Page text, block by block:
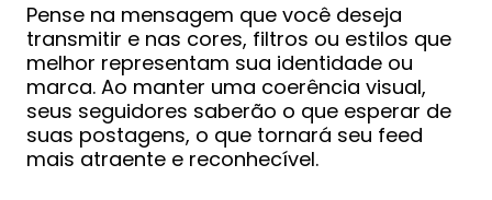
Pense na mensagem que você deseja
transmitir e nas cores, filtros ou estilos que
melhor representam sua identidade ou
marca. Ao manter uma coerência visual,
seus seguidores saberão o que esperar de
suas postagens, o que tornará seu feed
mais atraente e reconhecível.